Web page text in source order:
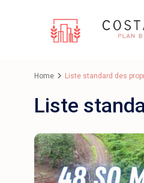
Home Liste standard des
Liste